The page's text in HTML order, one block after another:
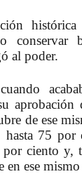
conservar
al poder.
aprobación
de ese
hasta 75 por
ciento y,
en ese